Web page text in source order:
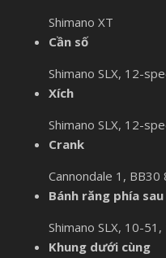
Shimano XT
Cần số
Shimano SLX, 12-
Xích
Shimano SLX, 12-
Crank
Cannondale 1,
Bánh răng phía sau
Shimano SLX, 10-
Khung dưới cùng